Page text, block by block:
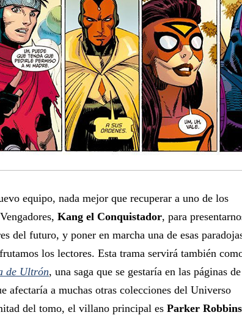
equipo, nada mejor que recuperar a uno de los
Kang el Conquistador, para
del futuro, y poner en marcha una de esas
los lectores. Esta trama servirá también
de Ultrón, una saga que se gestaría en las páginas de
afectaría a muchas otras colecciones del Universo
del tomo, el villano principal es Parker Robbins